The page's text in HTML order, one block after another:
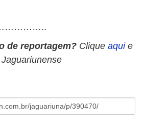
de reportagem? Clique aqui e